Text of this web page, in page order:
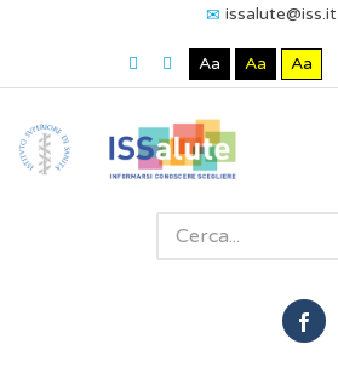
issalute@iss.it
Aa Aa Aa